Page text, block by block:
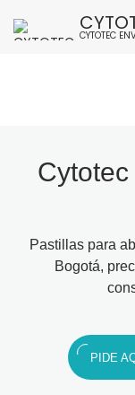
CYTOTEC
Pastillas para
Bogotá,
PIDE